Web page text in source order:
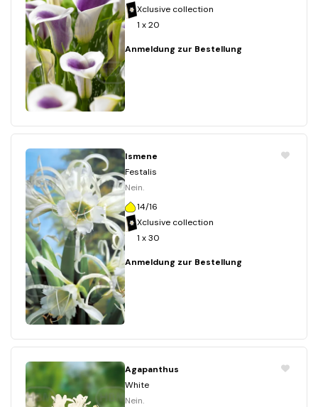
Xclusive collection
1 x 20
Anmeldung zur Bestellung
Ismene
Festalis
Nein.
14/16
Xclusive collection
1 x 30
Anmeldung zur Bestellung
Agapanthus
White
Nein.